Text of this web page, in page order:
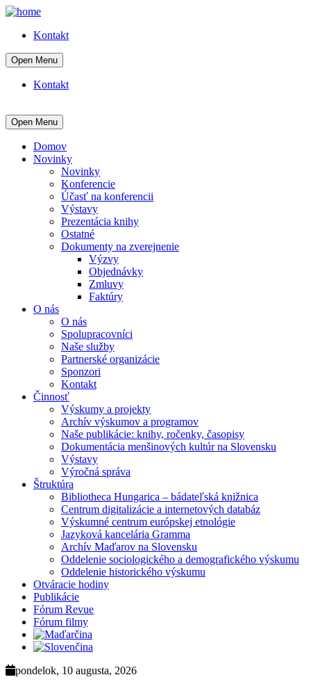
Kontakt
Open Menu
Kontakt
Open Menu
Domov
Novinky
Novinky
Konferencie
Účasť na konferencii
Výstavy
Prezentácia knihy
Ostatné
Dokumenty na zverejnenie
Výzvy
Objednávky
Zmluvy
Faktúry
O nás
O nás
Spolupracovníci
Naše služby
Partnerské organizácie
Sponzori
Kontakt
Činnosť
Výskumy a projekty
Archív výskumov a programov
Naše publikácie: knihy, ročenky, časopisy
Dokumentácia menšinových kultúr na Slovensku
Výstavy
Výročná správa
Štruktúra
Bibliotheca Hungarica – bádateľská knižnica
Centrum digitalizácie a internetových databáz
Výskumné centrum európskej etnológie
Jazyková kancelária Gramma
Archív Maďarov na Slovensku
Oddelenie sociologického a demografického výskumu
Oddelenie historického výskumu
Otváracie hodiny
Publikácie
Fórum Revue
Fórum filmy
pondelok, 10 augusta, 2026